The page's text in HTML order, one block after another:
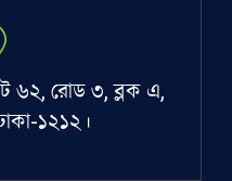
৬২, রোড ৩, ব্লক এ,
১২১২।